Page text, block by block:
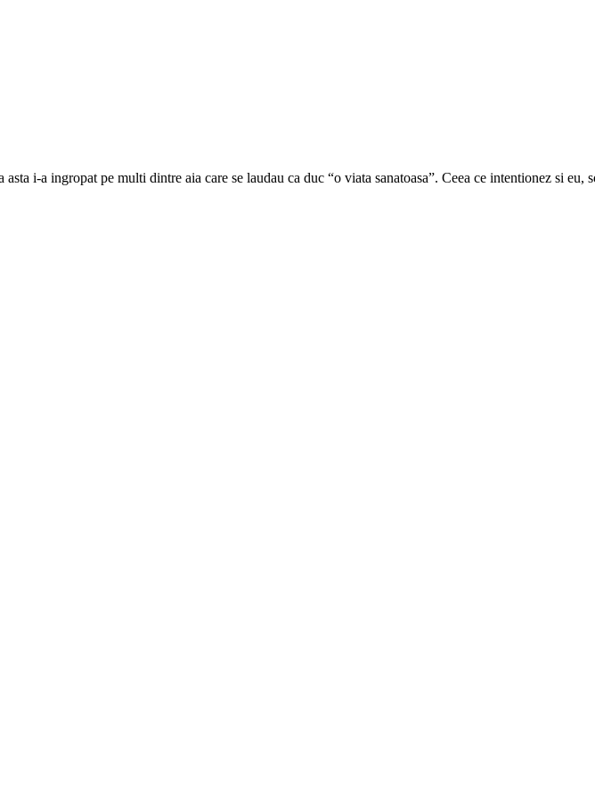
asta i-a ingropat pe multi dintre aia care se laudau ca duc “o viata sanatoasa”. Ceea ce intentionez si